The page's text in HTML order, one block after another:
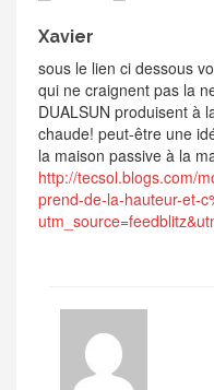
Xavier
sous le lien ci dessous
qui ne craignent pas la
DUALSUN produisent à
chaude! peut-être une
la maison passive à la
http://tecsol.blogs.com/
prend-de-la-hauteur-et-